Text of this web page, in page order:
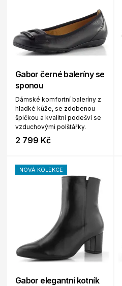
Gabor černé baleríny se
sponou
Dámské komfortní baleríny z
hladké kůže, se zdobenou
špičkou a kvalitní podešví se
vzduchovými polštářky.
2 799 Kč
NOVÁ KOLEKCE
Gabor elegantní kotník